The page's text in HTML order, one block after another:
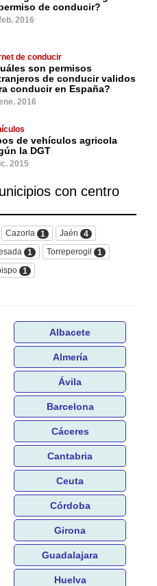
de conducir?
2016
de conducir
son permisos
de conducir validos
conducir en España?
2016
de vehículos agricola
la DGT
2015
con centro
Cazorla 1 Jaén
4
1 Torreperogil
1
1
Albacete
Almería
Ávila
Barcelona
Cáceres
Cantabria
Ceuta
Córdoba
Girona
Guadalajara
Huelva